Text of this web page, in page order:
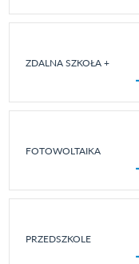
ZDALNA SZKOŁA +
FOTOWOLTAIKA
PRZEDSZKOLE